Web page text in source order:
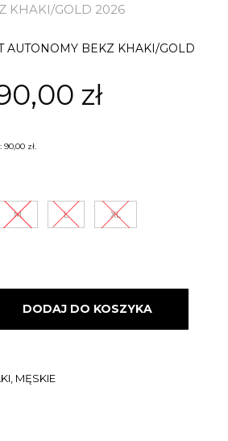
KHAKI/GOLD 2026
AUTONOMY BEKZ KHAKI/GOLD
zł.
złAktualna
90,00 zł.
90,00 zł.
M L XL
BEKZ KHAKI/GOLD 2026
DODAJ DO KOSZYKA
MĘSKIE